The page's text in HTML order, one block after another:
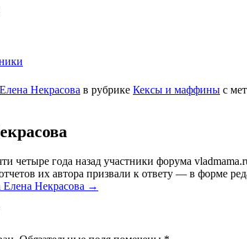
Елена Некрасова в рубрике Кексы и маффины с
четыре года назад участники форума
их автора призвали к ответу — в форме
Елена Некрасова →